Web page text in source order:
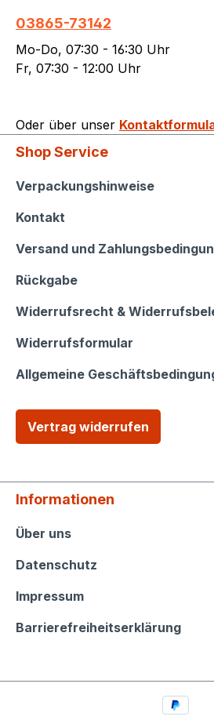
03865-73142
Mo-Do, 07:30 - 16:30 Uhr
Fr, 07:30 - 12:00 Uhr
Oder über unser
Shop Service
Shop Service
Verpackungshinweise
Kontakt
Versand und
Rückgabe
Widerrufsrecht &
Widerrufsformular
Allgemeine
Vertrag widerrufen
Informationen
Informationen
Über uns
Datenschutz
Impressum
Barrierefreiheitserklärung